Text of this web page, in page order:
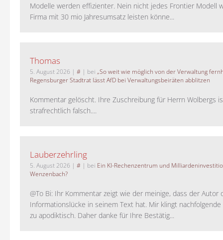
Modelle werden effizienter. Nein nicht jedes Frontier Modell
Firma mit 30 mio Jahresumsatz leisten könne...
Thomas
5. August 2026 | # | bei „So weit wie möglich von der Verwaltung
Regensburger Stadtrat lässt AfD bei Verwaltungsbeiräten abblitzen
Kommentar gelöscht. Ihre Zuschreibung für Herrn Wolbergs
strafrechtlich falsch....
Lauberzehrling
5. August 2026 | # | bei Ein KI-Rechenzentrum und
Wenzenbach?
@To Bi: Ihr Kommentar zeigt wie der meinige, dass der Autor
Informationslücke in seinem Text hat. Mir klingt
zu apodiktisch. Daher danke für Ihre Bestätig...